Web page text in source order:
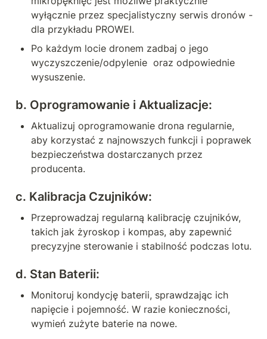
wyłącznie przez specjalistyczny serwis dronów -
dla przykładu PROWEI.
Po każdym locie dronem zadbaj o jego
wyczyszczenie/odpylenie  oraz odpowiednie
wysuszenie.
b. Oprogramowanie i Aktualizacje:
Aktualizuj oprogramowanie drona regularnie,
aby korzystać z najnowszych funkcji i poprawek
bezpieczeństwa dostarczanych przez
producenta.
c. Kalibracja Czujników:
Przeprowadzaj regularną kalibrację czujników,
takich jak żyroskop i kompas, aby zapewnić
precyzyjne sterowanie i stabilność podczas lotu.
d. Stan Baterii:
Monitoruj kondycję baterii, sprawdzając ich
napięcie i pojemność. W razie konieczności,
wymień zużyte baterie na nowe.